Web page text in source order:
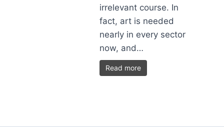
irrelevant course. In
fact, art is needed
nearly in every sector
now, and…
Read more